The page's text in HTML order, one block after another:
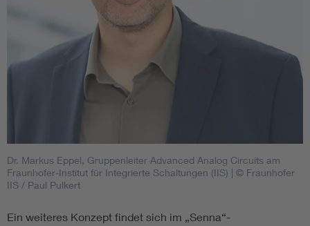
Dr. Markus Eppel, Gruppenleiter Advanced Analog Circuits am
Fraunhofer-Institut für Integrierte Schaltungen (IIS) | © Fraunhofer
IIS / Paul Pulkert
Ein weiteres Konzept findet sich im „Senna“-